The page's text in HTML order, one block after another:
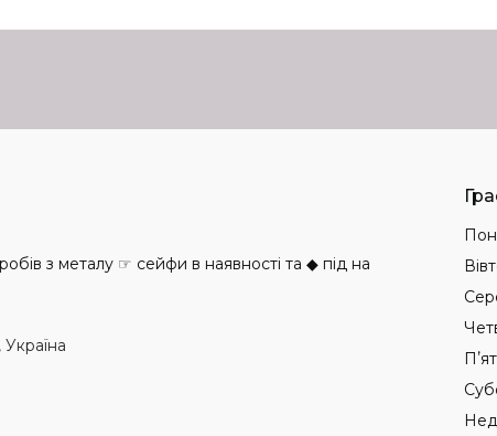
з металу ☞ сейфи в наявності та ◆ під на